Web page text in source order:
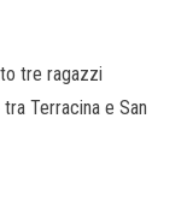
tre ragazzi
Terracina e San